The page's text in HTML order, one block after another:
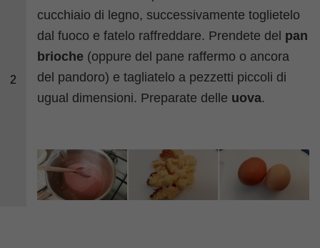
2
cucchiaio di legno, successivamente toglietelo
dal fuoco e fatelo raffreddare. Prendete del pan
brioche (oppure del pane raffermo o ancora
del pandoro) e tagliatelo a pezzetti piccoli di
ugual dimensioni. Preparate delle uova.